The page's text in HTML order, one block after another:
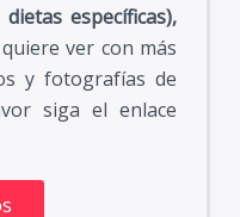
específicas),
ver con más
y fotografías de
siga el enlace